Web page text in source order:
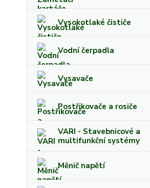
Vysokotlaké čističe
Vodní čerpadla
Vysavače
Postřikovače a rosiče
VARI - Stavebnicové a
multifunkční systémy
Měnič napětí